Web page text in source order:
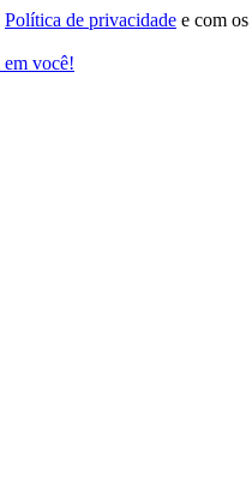
Política de privacidade e com os